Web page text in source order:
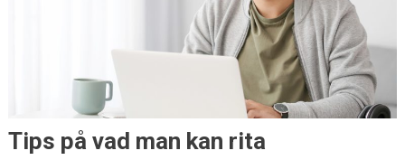
Tips på vad man kan rita